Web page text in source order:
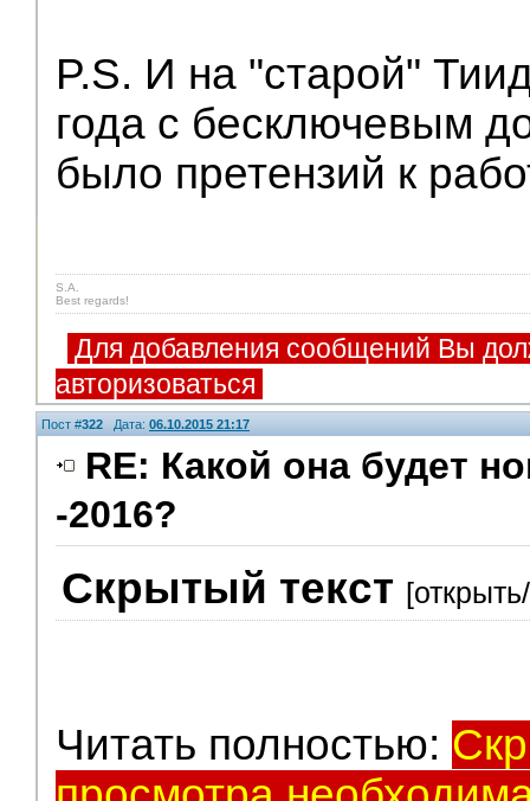
P.S. И на "старой"
года с бесключевым
было претензий к
S.A.
Best regards!
Для добавления сообщений Вы
авторизоваться
Пост #322 Дата: 06.10.2015 21:17
RE: Какой она будет
-2016?
Скрытый текст
Читать полностью: